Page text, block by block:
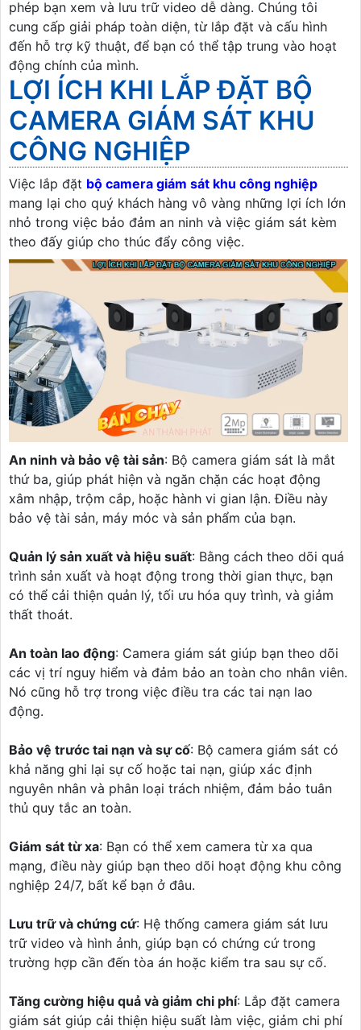
phép bạn xem và lưu trữ video dễ dàng. Chúng tôi
cung cấp giải pháp toàn diện, từ lắp đặt và cấu hình
đến hỗ trợ kỹ thuật, để bạn có thể tập trung vào hoạt
động chính của mình.
LỢI ÍCH KHI LẮP ĐẶT BỘ
CAMERA GIÁM SÁT KHU
CÔNG NGHIỆP
Việc lắp đặt bộ camera giám sát khu công nghiệp
mang lại cho quý khách hàng vô vàng những lợi ích lớn
nhỏ trong việc bảo đảm an ninh và việc giám sát kèm
theo đấy giúp cho thúc đẩy công việc.
An ninh và bảo vệ tài sản: Bộ camera giám sát là mắt
thứ ba, giúp phát hiện và ngăn chặn các hoạt động
xâm nhập, trộm cắp, hoặc hành vi gian lận. Điều này
bảo vệ tài sản, máy móc và sản phẩm của bạn.
Quản lý sản xuất và hiệu suất: Bằng cách theo dõi quá
trình sản xuất và hoạt động trong thời gian thực, bạn
có thể cải thiện quản lý, tối ưu hóa quy trình, và giảm
thất thoát.
An toàn lao động: Camera giám sát giúp bạn theo dõi
các vị trí nguy hiểm và đảm bảo an toàn cho nhân viên.
Nó cũng hỗ trợ trong việc điều tra các tai nạn lao
động.
Bảo vệ trước tai nạn và sự cố: Bộ camera giám sát có
khả năng ghi lại sự cố hoặc tai nạn, giúp xác định
nguyên nhân và phân loại trách nhiệm, đảm bảo tuân
thủ quy tắc an toàn.
Giám sát từ xa: Bạn có thể xem camera từ xa qua
mạng, điều này giúp bạn theo dõi hoạt động khu công
nghiệp 24/7, bất kể bạn ở đâu.
Lưu trữ và chứng cứ: Hệ thống camera giám sát lưu
trữ video và hình ảnh, giúp bạn có chứng cứ trong
trường hợp cần đến tòa án hoặc kiểm tra sau sự cố.
Tăng cường hiệu quả và giảm chi phí: Lắp đặt camera
giám sát giúp cải thiện hiệu suất làm việc, giảm chi phí